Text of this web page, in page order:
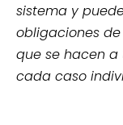
sistema y
obligaciones
que se hacen a
cada caso